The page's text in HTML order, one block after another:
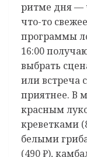
ритме дня —
что-то
программы
16:00
выбрать
или встреча
приятнее. В
красным
креветками
белыми
(490 ₽),